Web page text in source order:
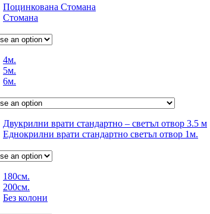
Поцинкована Стомана
Стомана
4м.
5м.
6м.
Двукрилни врати стандартно – светъл отвор 3.5 м
Еднокрилни врати стандартно светъл отвор 1м.
180см.
200см.
Без колони